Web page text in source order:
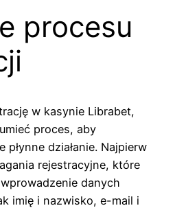
procesu
w kasynie Librabet,
proces, aby
działanie. Najpierw
rejestracyjne, które
danych
imię i nazwisko, e-mail i